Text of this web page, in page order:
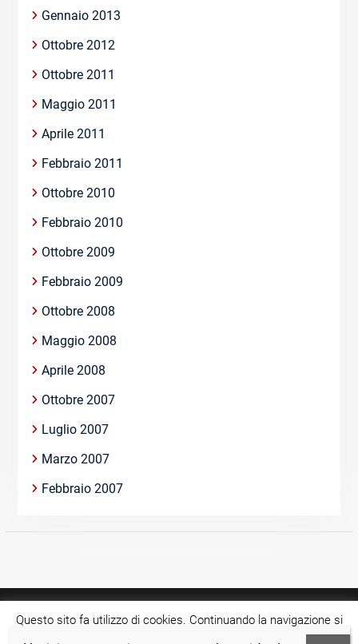
Gennaio 2013
Ottobre 2012
Ottobre 2011
Maggio 2011
Aprile 2011
Febbraio 2011
Ottobre 2010
Febbraio 2010
Ottobre 2009
Febbraio 2009
Ottobre 2008
Maggio 2008
Aprile 2008
Ottobre 2007
Luglio 2007
Marzo 2007
Febbraio 2007
Questo sito fa utilizzo di cookies. Continuando la navigazione si
acconsente all'utilizzo di tale tecnologia.
Cookie settings